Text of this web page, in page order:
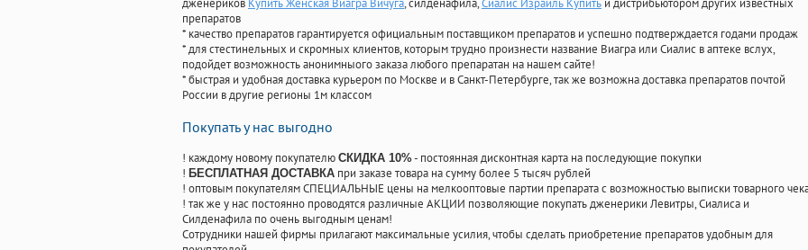
дженериков Купить Женская Виагра Вичуга, силденафила,Сиалис Израиль Купить и дистрибьютором других известных
препаратов
* качество препаратов гарантируется официальным поставщиком препаратов и успешно подтверждается годами продаж
* для стестинельных и скромных клиентов, которым трудно произнести название Виагра или Сиалис в аптеке вслух,
подойдет возможность анонимныого заказа любого препаратан на нашем сайте!
* быстрая и удобная доставка курьером по Москве и в Санкт-Петербурге, так же возможна доставка препаратов почтой
России в другие регионы 1м классом
Покупать у нас выгодно
! каждому новому покупателю СКИДКА 10%- постоянная дисконтная карта на последующие покупки
! БЕСПЛАТНАЯ ДОСТАВКА при заказе товара на сумму более 5 тысяч рублей
! оптовым покупателям СПЕЦИАЛЬНЫЕ цены на мелкооптовые партии препарата с возможностью выписки товарного
! так же у нас постоянно проводятся различные АКЦИИ позволяющие покупать дженерики Левитры, Сиалиса и
Силденафила по очень выгодным ценам!
Cотрудники нашей фирмы прилагают максимальные усилия, чтобы сделать приобретение препаратов удобным для